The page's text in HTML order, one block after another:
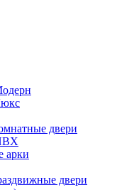
двери
арки
двери